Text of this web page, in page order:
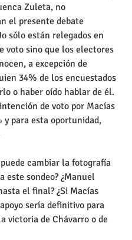
Zuleta, no
el presente debate
sólo están relegados en
voto sino que los electores
a excepción de
34% de los encuestados
o haber oído hablar de él.
de voto por Macías
y para esta oportunidad,
cambiar la fotografía
este sondeo? ¿Manuel
el final? ¿Si Macías
sería definitivo para
victoria de Chávarro o de